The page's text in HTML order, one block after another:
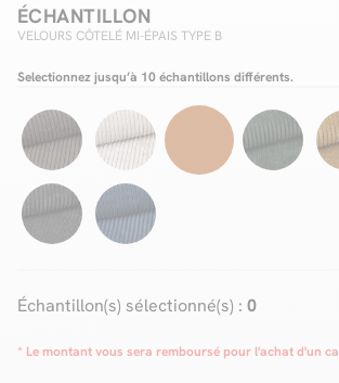
Facilité de paiements
Conseil sur mesure
Mieux nous connaître
ÉCHANTILLON
VELOURS CÔTELÉ MI-ÉPAIS TYPE B
Selectionnez jusqu’à 10 échantillons différents.
Échantillon(s) sélectionné(s) : 0
* Le montant vous sera remboursé pour l'achat d'un